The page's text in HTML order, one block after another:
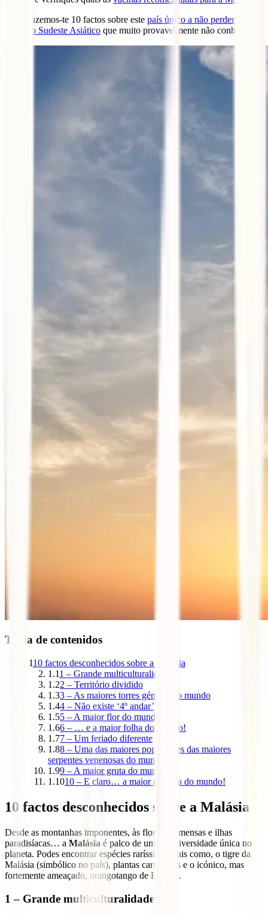
Hoje trazemos-te 10 factos sobre este país único a não perder numa
visita ao Sudeste Asiático que muito provavelmente não conhecias
Tabla de contenidos
110 factos desconhecidos sobre a Malásia
1.11 – Grande multiculturalidade
1.22 – Território dividido
1.33 – As maiores torres gémeas do mundo
1.44 – Não existe ‘4º andar’
1.55 – A maior flor do mundo
1.66 – … e a maior folha do mundo!
1.77 – Um feriado diferente
1.88 – Uma das maiores populações das maiores
serpentes venenosas do mundo
1.99 – A maior gruta do mundo
1.1010 – E claro… a maior rotunda do mundo!
10 factos desconhecidos sobre a Malásia
Desde as montanhas imponentes, às florestas imensas e ilhas
paradisíacas… a Malásia é palco de uma biodiversidade única no
planeta. Podes encontrar espécies raríssimas, tais como, o tigre da
Malásia (simbólico no país), plantas carnívoras e o icónico, mas
fortemente ameaçado, orangotango de Bornéu.
1 – Grande multiculturalidade